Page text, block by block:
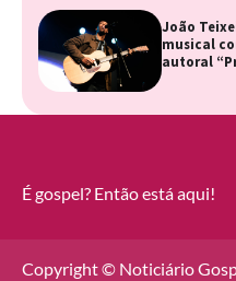
João
musical
autoral
É gospel? Então está aqui!
Copyright © Noticiário